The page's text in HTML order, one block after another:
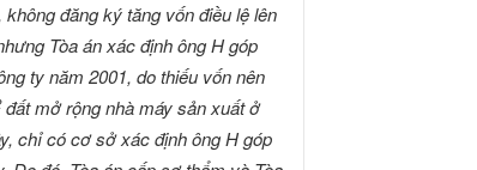
đăng ký tăng vốn điều lệ lên
Tòa án xác định ông H góp
ty năm 2001, do thiếu vốn nên
đất mở rộng nhà máy sản xuất ở
chỉ có cơ sở xác định ông H góp